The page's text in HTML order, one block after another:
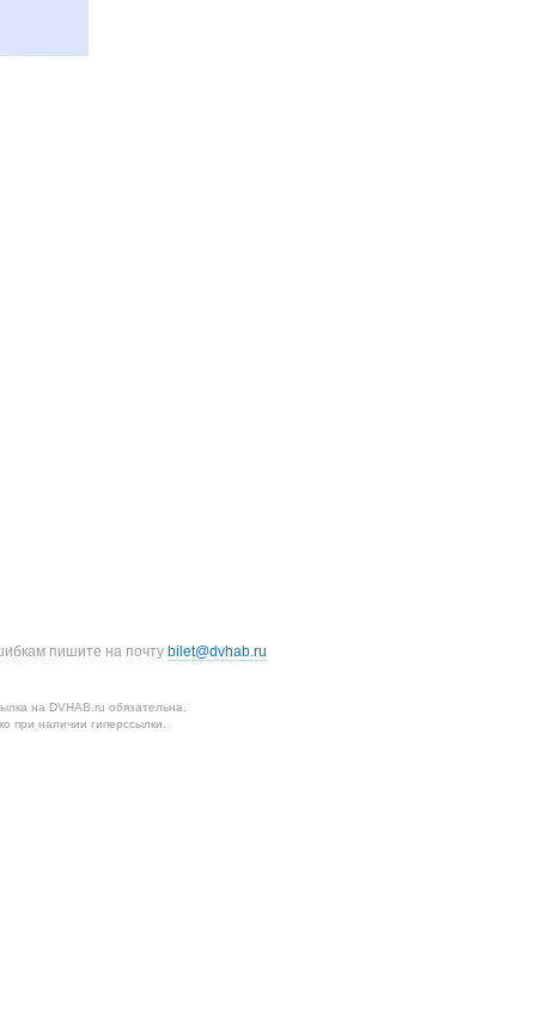
пишите на почту bilet@dvhab.ru
на DVHAB.ru обязательна.
при наличии гиперссылки.